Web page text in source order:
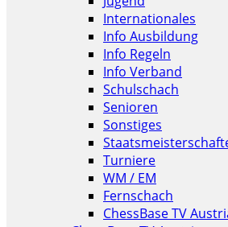
Internationales
Info Ausbildung
Info Regeln
Info Verband
Schulschach
Senioren
Sonstiges
Turniere
WM / EM
Fernschach
ChessBase TV